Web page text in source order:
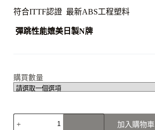
符合ITTF認證 最新ABS工程塑料
彈跳性能媲美日製N牌
購買數量
加入購物車